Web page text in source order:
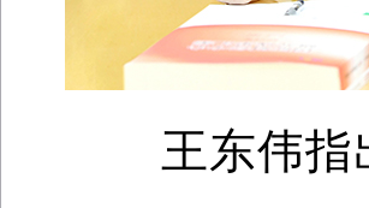
王东伟指出